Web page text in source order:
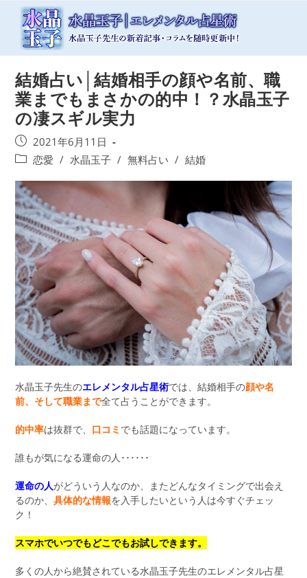
結婚占い│結婚相手の顔や名前、職
業までもまさかの的中！？水晶玉子
の凄スギル実力
投
稿
開
日:
2021年6月11日
投
カ
テ
ゴ
リ
ー:
恋愛 / 水晶玉子 / 無料占い / 結婚
水晶玉子先生のエレメンタル占星術では、結婚相手の顔や名
前、そして職業まで全て占うことができます。
的中率は抜群で、 口コミ でも話題になっています。
誰もが気になる運命の人･･････
運命の人がどういう人なのか、またどんなタイミングで出会え
るのか、具体的な情報を入手したいという人は今すぐチェッ
ク！
スマホでいつでもどこでもお試しできます。
多くの人から絶賛されている水晶玉子先生のエレメンタル占星